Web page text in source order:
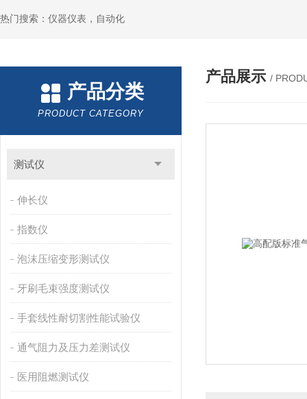
热门搜索：仪器仪表，自动化
产品分类
PRODUCT CATEGORY
测试仪
伸长仪
指数仪
泡沫压缩变形测试仪
牙刷毛束强度测试仪
手套线性耐切割性能试验仪
通气阻力及压力差测试仪
医用阻燃测试仪
产品展示 /